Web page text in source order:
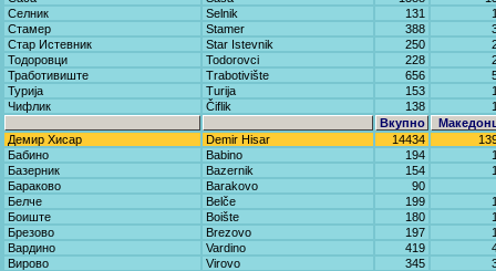
Селник
Selnik 131
Стамер
Stamer 388
Стар Истевник
Star Istevnik 250
Тодоровци
Todorovci 228
Тработивиште
Trabotivište 656
Турија
Turija 153
Чифлик
Čiflik 138
Вкупно
Демир Хисар
Demir Hisar 14434
Бабино
Babino 194
Базерник
Bazernik 154
Бараково
Barakovo
90
Белче
Belče 199
Боиште
Boište 180
Брезово
Brezovo 197
Вардино
Vardino 419
Вирово
Virovo 345